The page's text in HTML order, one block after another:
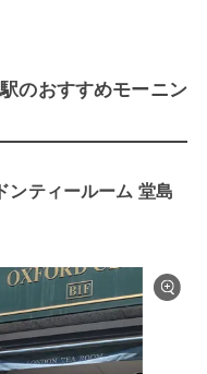
のおすすめモーニン
ンティールーム 堂島